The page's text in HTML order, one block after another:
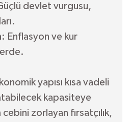
devlet vurgusu,
Enflasyon ve kur
yapısı kısa vadeli
kapasiteye
zorlayan fırsatçılık,